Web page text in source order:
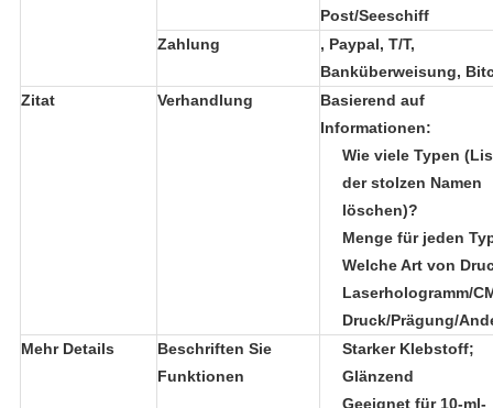
Post/Seeschiff
Zahlung
, Paypal, T/T,
Banküberweisung,
Zitat
Verhandlung
Basierend auf
Informationen:
Wie viele Typen
der stolzen Namen
löschen)?
Menge für jeden
Welche Art von
Laserhologramm/
Druck/Prägung/
Mehr Details
Beschriften Sie
Funktionen
Starker Klebstoff;
Glänzend
Geeignet für 10-ml-